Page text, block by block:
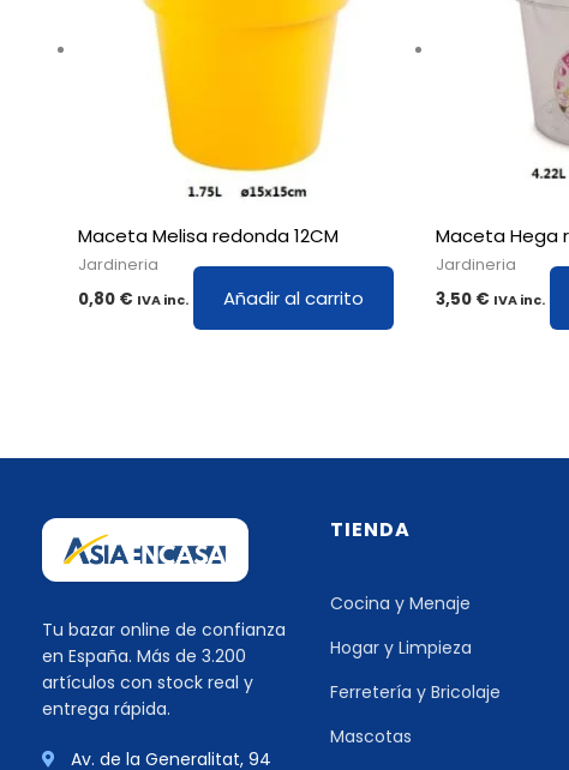
Maceta Melisa redonda 12CM
Jardineria
0,80 € IVA inc. Añadir al carrito
Maceta Hega
Jardineria
3,50 € IVA inc.
Tu bazar online de confianza
en España. Más de 3.200
artículos con stock real y
entrega rápida.
Av. de la Generalitat, 94
TIENDA
Cocina y Menaje
Hogar y Limpieza
Ferretería y Bricolaje
Mascotas